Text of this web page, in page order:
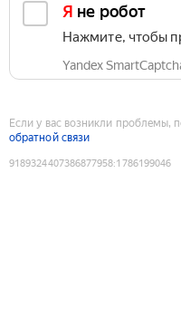
Я не робот
Нажмите, чтобы
Yandex
Если у вас возникли проблемы,
обратной связи
9189324407386877958:1786199046